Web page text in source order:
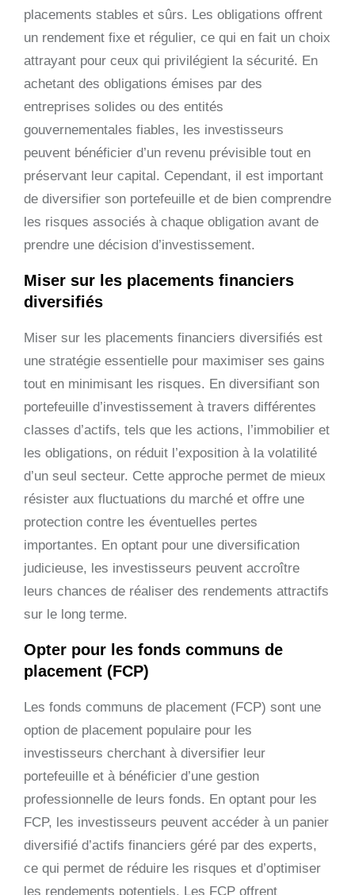
placements stables et sûrs. Les obligations offrent
un rendement fixe et régulier, ce qui en fait un choix
attrayant pour ceux qui privilégient la sécurité. En
achetant des obligations émises par des
entreprises solides ou des entités
gouvernementales fiables, les investisseurs
peuvent bénéficier d’un revenu prévisible tout en
préservant leur capital. Cependant, il est important
de diversifier son portefeuille et de bien comprendre
les risques associés à chaque obligation avant de
prendre une décision d’investissement.
Miser sur les placements financiers
diversifiés
Miser sur les placements financiers diversifiés est
une stratégie essentielle pour maximiser ses gains
tout en minimisant les risques. En diversifiant son
portefeuille d’investissement à travers différentes
classes d’actifs, tels que les actions, l’immobilier et
les obligations, on réduit l’exposition à la volatilité
d’un seul secteur. Cette approche permet de mieux
résister aux fluctuations du marché et offre une
protection contre les éventuelles pertes
importantes. En optant pour une diversification
judicieuse, les investisseurs peuvent accroître
leurs chances de réaliser des rendements attractifs
sur le long terme.
Opter pour les fonds communs de
placement (FCP)
Les fonds communs de placement (FCP) sont une
option de placement populaire pour les
investisseurs cherchant à diversifier leur
portefeuille et à bénéficier d’une gestion
professionnelle de leurs fonds. En optant pour les
FCP, les investisseurs peuvent accéder à un panier
diversifié d’actifs financiers géré par des experts,
ce qui permet de réduire les risques et d’optimiser
les rendements potentiels. Les FCP offrent